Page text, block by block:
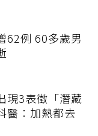
62例 60多歲男
現3表徵「潛藏
醫：加熱都去